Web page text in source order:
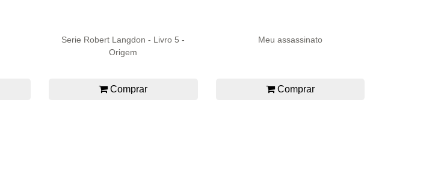
Serie Robert Langdon - Livro 5 -
Origem
Comprar
Meu assassinato
Comprar